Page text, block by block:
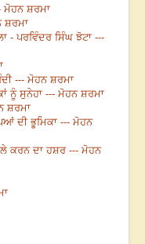
ਮੋਹਨ ਸ਼ਰਮਾ
ਸ਼ਰਮਾ
- ਪਰਵਿੰਦਰ ਸਿੰਘ ਝੋਟਾ ---
--- ਮੋਹਨ ਸ਼ਰਮਾ
ਨੂੰ ਸੁਨੇਹਾ --- ਮੋਹਨ ਸ਼ਰਮਾ
ਸ਼ਰਮਾ
ਦੀ ਭੂਮਿਕਾ --- ਮੋਹਨ
ਕਰਨ ਦਾ ਹਸ਼ਰ --- ਮੋਹਨ